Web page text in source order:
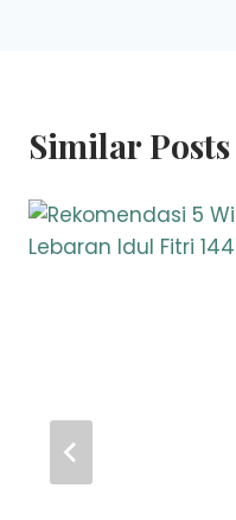
Similar Posts